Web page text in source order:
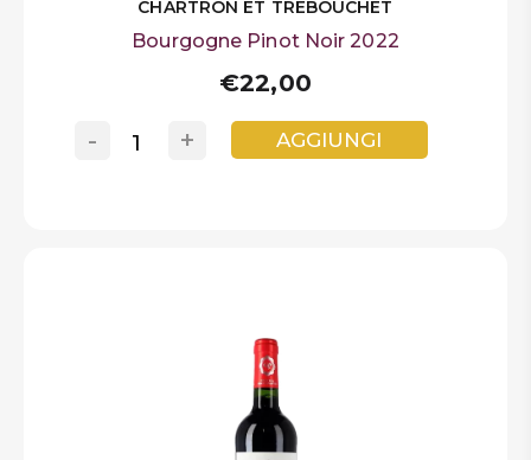
CHARTRON ET TRÉBOUCHET
Bourgogne Pinot Noir 2022
€22,00
+
- AGGIUNGI